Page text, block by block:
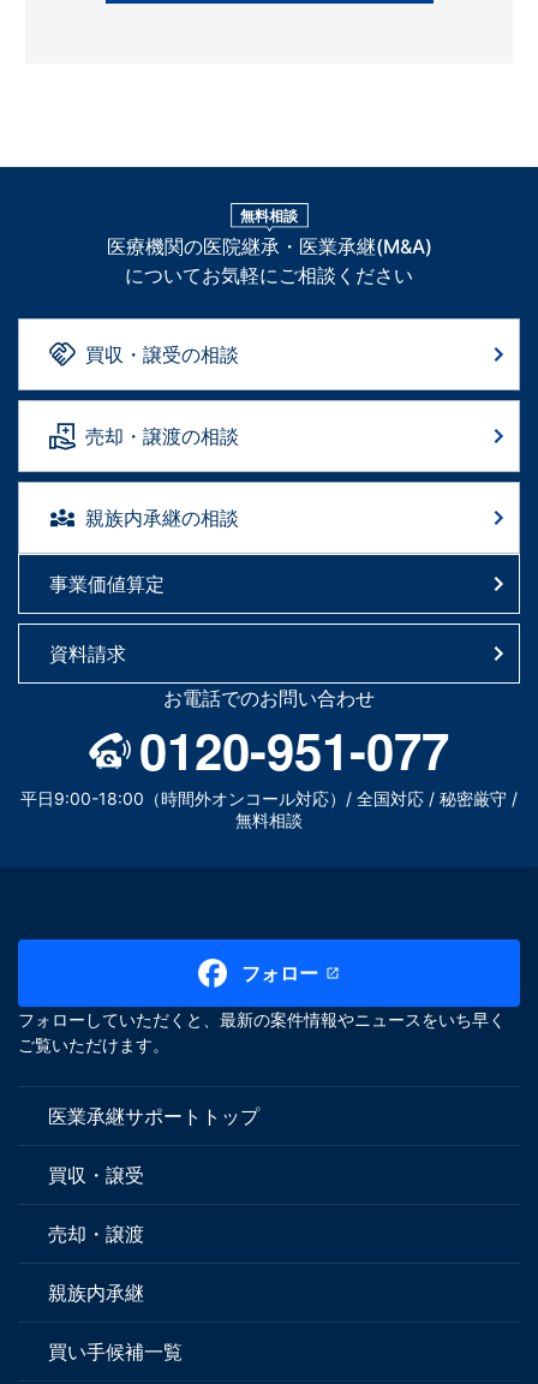
無料相談
医療機関の医院継承・医業承継(M&A)
についてお気軽にご相談ください
買収・譲受の相談
売却・譲渡の相談
親族内承継の相談
事業価値算定
資料請求
お電話でのお問い合わせ
0120-951-077
平日9:00-18:00（時間外オンコール対応）/ 全国対応 / 秘密厳守 /
無料相談
フォロー
フォローしていただくと、最新の案件情報やニュースをいち早く
ご覧いただけます。
医業承継サポートトップ
買収・譲受
売却・譲渡
親族内承継
買い手候補一覧